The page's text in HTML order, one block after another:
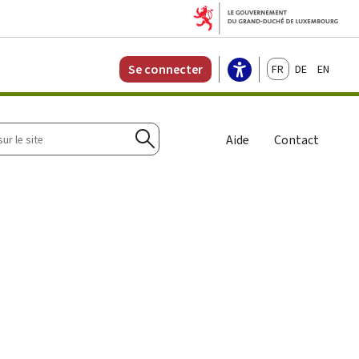
Se connecter FrançaisDeutschEnglish
Rechercher
Aide Contact